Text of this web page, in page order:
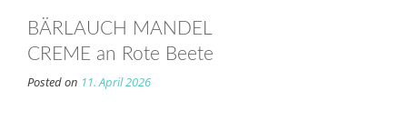
BÄRLAUCH MANDEL
CREME an Rote Beete
Posted on 11. April 2026